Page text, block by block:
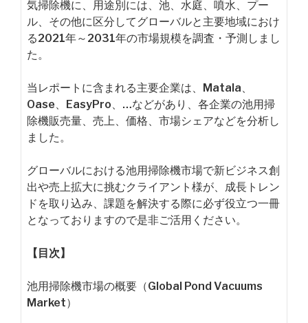
気掃除機に、用途別には、池、水庭、噴水、プー
ル、その他に区分してグローバルと主要地域におけ
る2021年～2031年の市場規模を調査・予測しまし
た。
当レポートに含まれる主要企業は、Matala、
Oase、EasyPro、…などがあり、各企業の池用掃
除機販売量、売上、価格、市場シェアなどを分析し
ました。
グローバルにおける池用掃除機市場で新ビジネス創
出や売上拡大に挑むクライアント様が、成長トレン
ドを取り込み、課題を解決する際に必ず役立つ一冊
となっておりますので是非ご活用ください。
【目次】
池用掃除機市場の概要（Global Pond Vacuums
Market）